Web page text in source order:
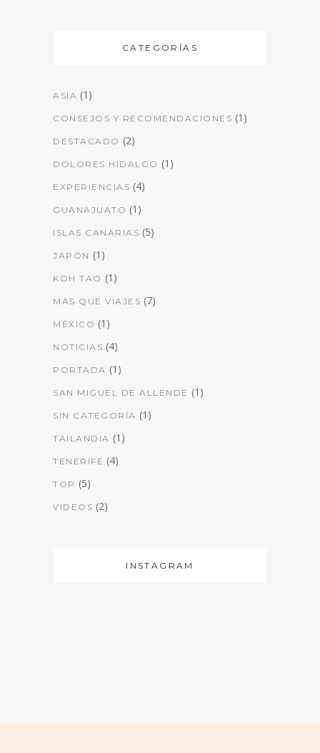
CATEGORÍAS
ASIA (1)
CONSEJOS Y RECOMENDACIONES (1)
DESTACADO (2)
DOLORES HIDALGO (1)
EXPERIENCIAS (4)
GUANAJUATO (1)
ISLAS CANARIAS (5)
JAPÓN (1)
KOH TAO (1)
MÁS QUE VIAJES (7)
MÉXICO (1)
NOTICIAS (4)
PORTADA (1)
SAN MIGUEL DE ALLENDE (1)
SIN CATEGORÍA (1)
TAILANDIA (1)
TENERIFE (4)
TOP (5)
VIDEOS (2)
INSTAGRAM